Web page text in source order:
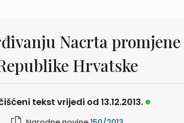
Nacrta promjene
Hrvatske
tekst vrijedi od 13.12.2013.